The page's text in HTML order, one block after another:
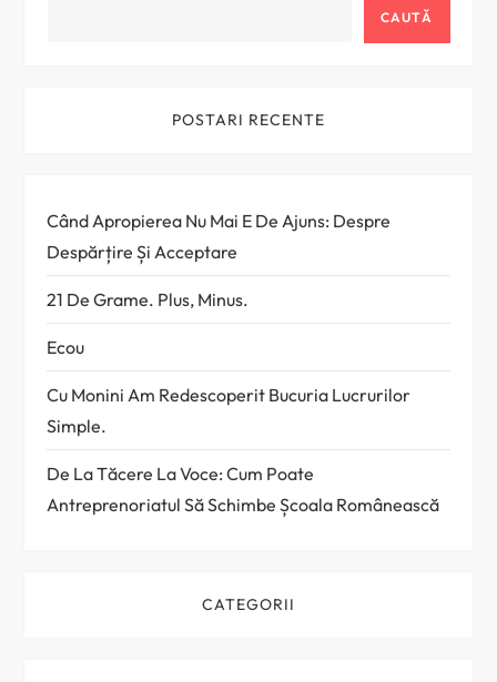
CAUTĂ
POSTARI RECENTE
Când Apropierea Nu Mai E De Ajuns: Despre
Despărțire Și Acceptare
21 De Grame. Plus, Minus.
Ecou
Cu Monini Am Redescoperit Bucuria Lucrurilor
Simple.
De La Tăcere La Voce: Cum Poate
Antreprenoriatul Să Schimbe Școala Românească
CATEGORII